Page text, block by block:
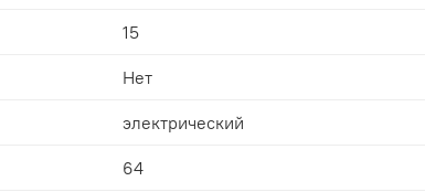
15
Нет
электрический
64